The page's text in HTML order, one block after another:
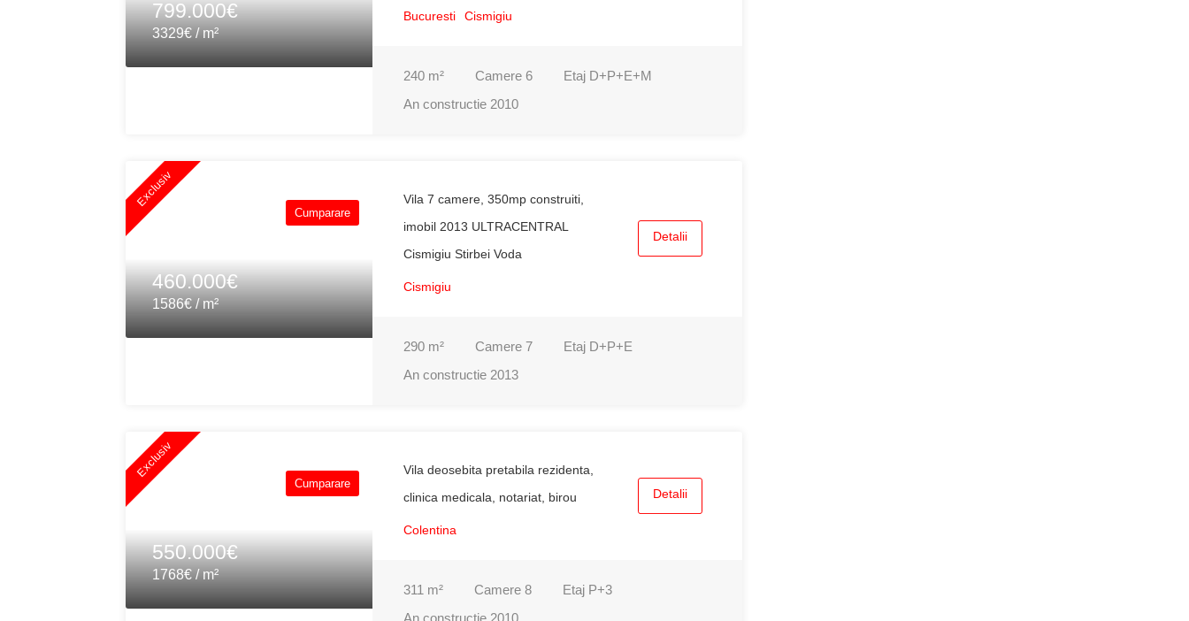
799.000€
3329€ / m²
Bucuresti Cismigiu
240m² Camere 6 Etaj D+P+E+M
An constructie 2010
Exclusiv
Cumparare
460.000€
1586€ / m²
Vila 7 camere, 350mp construiti,
imobil 2013 ULTRACENTRAL
Cismigiu Stirbei Voda
Cismigiu
Detalii
290m² Camere 7 Etaj D+P+E
An constructie 2013
Exclusiv
Cumparare
550.000€
1768€ / m²
Vila deosebita pretabila rezidenta,
clinica medicala, notariat, birou
Colentina
Detalii
311 m² Camere 8 Etaj P+3
An constructie 2010